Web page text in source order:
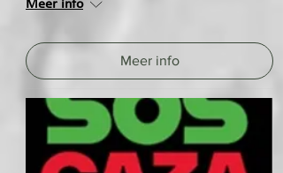
Meer info
Meer info